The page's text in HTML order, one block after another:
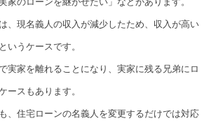
、現名義人の収入が減少したため、収入が高い
いうケースです。
実家を離れることになり、実家に残る兄弟にロ
ースもあります。
、住宅ローンの名義人を変更するだけでは対応